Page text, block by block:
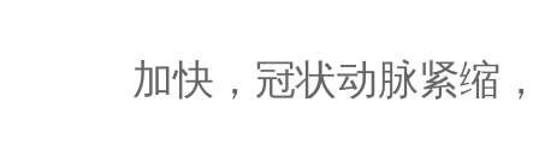
加快，冠状动脉紧缩